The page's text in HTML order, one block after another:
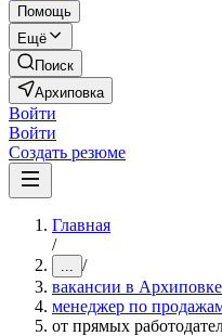
Помощь
Ещё
Поиск
Архиповка
Войти
Войти
Создать резюме
Главная
/
... /
вакансии в Архиповке
менеджер по
от прямых